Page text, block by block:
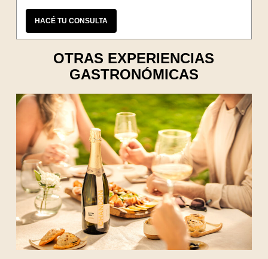
HACÉ TU CONSULTA
OTRAS EXPERIENCIAS
GASTRONÓMICAS